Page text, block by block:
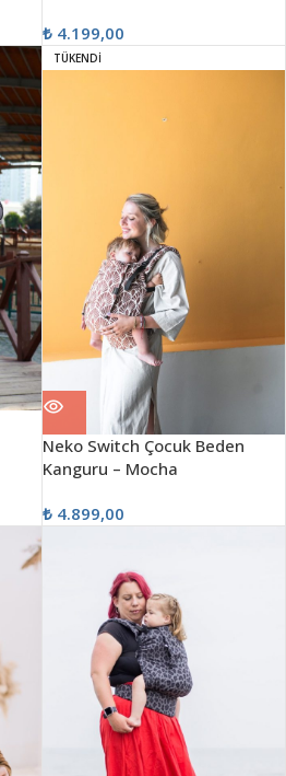
₺4.199,00
TÜKENDİ
Neko Switch Çocuk Beden
Kanguru – Mocha
₺4.899,00